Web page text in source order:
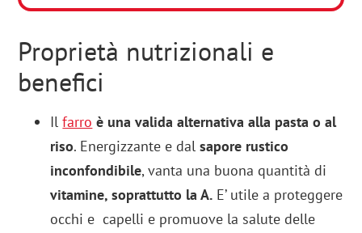
Proprietà nutrizionali e
benefici
Ilfarro è una valida alternativa alla pasta o al
riso. Energizzante e dalsapore rustico
inconfondibile, vanta una buona quantità di
vitamine, soprattutto la A. E’ utile a proteggere
occhi e capelli e promuove la salute delle